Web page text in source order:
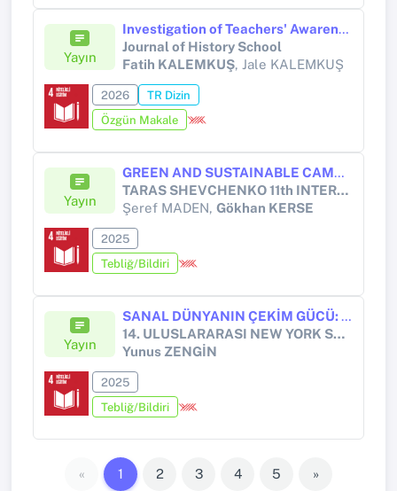
Yayın
Investigation of Teachers' Awareness of Artificial Intelligence
Journal of History School
Fatih KALEMKUŞ, Jale KALEMKUŞ
2026
TR Dizin
Özgün Makale
Yayın
GREEN AND SUSTAINABLE CAMPUS: A QUALITATIVE RESEARCH ON THE EXPECTATIONS AND PERCEPTIONS OF HEALTH GROUP STUDENTS / YEŞİL VE SÜRDÜRÜLEBİLİR KAMPÜS: SAĞLIK GRUBU ÖĞRENCİLERİNİN BEKLENTİ VE ALGILARI ÜZERİNE NİTEL BİR ARAŞTIRMA
TARAS SHEVCHENKO 11th INTERNATIONAL CONGRESS ON SCIENTIFIC RESEARCH
Şeref MADEN, Gökhan KERSE
2025
Tebliğ/Bildiri
Yayın
SANAL DÜNYANIN ÇEKİM GÜCÜ: ÖĞRENCİLERDE KAYTARMA EĞİLİMİNİN AKADEMİK ERTELEMEYE ETKİSİ
14. ULUSLARARASI NEW YORK SOSYAL, BEŞERİ, İDARİ VE EĞİTİM BİLİMLERİNDE AKADEMİK ÇALIŞMALAR KONGRESİ
Yunus ZENGİN
2025
Tebliğ/Bildiri
« 1 2 3 4 5 »